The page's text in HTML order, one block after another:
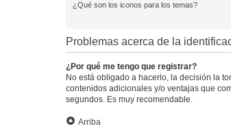
¿Qué son los iconos para los temas?
Problemas acerca de la
¿Por qué me tengo que registrar?
No está obligado a hacerlo, la decisión la
contenidos adicionales y/o ventajas que
segundos. Es muy recomendable.
Arriba